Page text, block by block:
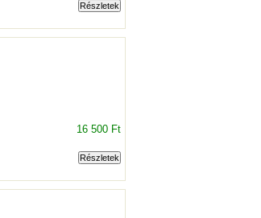
16 500 Ft